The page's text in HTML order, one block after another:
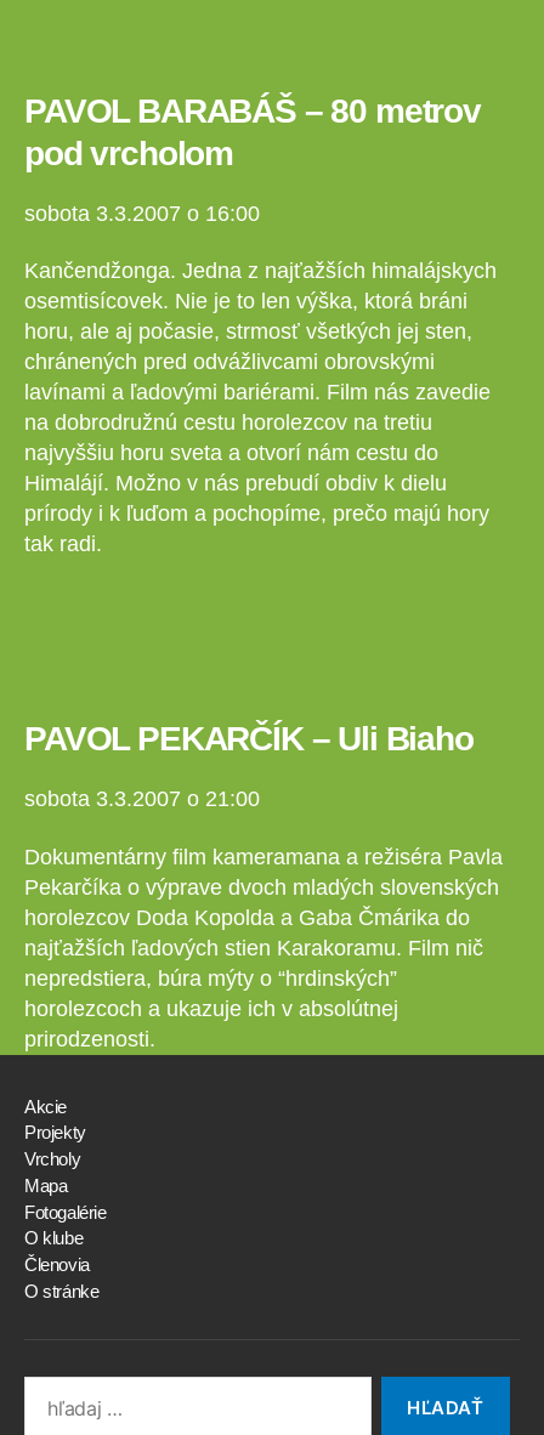
PAVOL BARABÁŠ – 80 metrov
pod vrcholom
sobota 3.3.2007 o 16:00
Kančendžonga. Jedna z najťažších himalájskych
osemtisícovek. Nie je to len výška, ktorá bráni
horu, ale aj počasie, strmosť všetkých jej sten,
chránených pred odvážlivcami obrovskými
lavínami a ľadovými bariérami. Film nás zavedie
na dobrodružnú cestu horolezcov na tretiu
najvyššiu horu sveta a otvorí nám cestu do
Himalájí. Možno v nás prebudí obdiv k dielu
prírody i k ľuďom a pochopíme, prečo majú hory
tak radi.
PAVOL PEKARČÍK – Uli Biaho
sobota 3.3.2007 o 21:00
Dokumentárny film kameramana a režiséra Pavla
Pekarčíka o výprave dvoch mladých slovenských
horolezcov Doda Kopolda a Gaba Čmárika do
najťažších ľadových stien Karakoramu. Film nič
nepredstiera, búra mýty o “hrdinských”
horolezcoch a ukazuje ich v absolútnej
prirodzenosti.
Akcie
Projekty
Vrcholy
Mapa
Fotogalérie
O klube
Členovia
O stránke